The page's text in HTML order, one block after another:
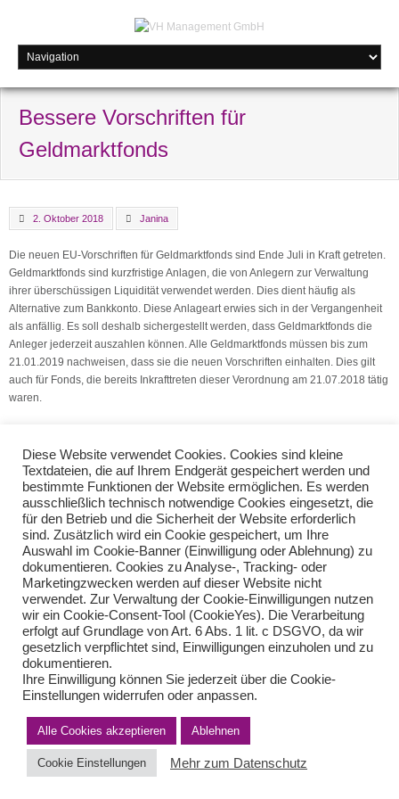
Bessere Vorschriften für
Geldmarktfonds
2. Oktober 2018 Janina
Die neuen EU-Vorschriften für Geldmarktfonds sind Ende Juli in Kraft getreten.
Geldmarktfonds sind kurzfristige Anlagen, die von Anlegern zur Verwaltung
ihrer überschüssigen Liquidität verwendet werden. Dies dient häufig als
Alternative zum Bankkonto. Diese Anlageart erwies sich in der Vergangenheit
als anfällig. Es soll deshalb sichergestellt werden, dass Geldmarktfonds die
Anleger jederzeit auszahlen können. Alle Geldmarktfonds müssen bis zum
21.01.2019 nachweisen, dass sie die neuen Vorschriften einhalten. Dies gilt
auch für Fonds, die bereits Inkrafttreten dieser Verordnung am 21.07.2018 tätig
waren.
Landwirtschaftliche Flächen als Unland
Rückwirkende Erwerbsminderungsrente
Teilen Sie diese Nachricht mit Ihren Freunden oder Kollegen
Kontakt
Diese Website verwendet Cookies. Cookies sind kleine
Textdateien, die auf Ihrem Endgerät gespeichert werden und
bestimmte Funktionen der Website ermöglichen. Es werden
ausschließlich technisch notwendige Cookies eingesetzt, die
für den Betrieb und die Sicherheit der Website erforderlich
sind. Zusätzlich wird ein Cookie gespeichert, um Ihre
Auswahl im Cookie-Banner (Einwilligung oder Ablehnung) zu
dokumentieren. Cookies zu Analyse-, Tracking- oder
Marketingzwecken werden auf dieser Website nicht
verwendet. Zur Verwaltung der Cookie-Einwilligungen nutzen
wir ein Cookie-Consent-Tool (CookieYes). Die Verarbeitung
erfolgt auf Grundlage von Art. 6 Abs. 1 lit. c DSGVO, da wir
gesetzlich verpflichtet sind, Einwilligungen einzuholen und zu
dokumentieren.
Ihre Einwilligung können Sie jederzeit über die Cookie-
Einstellungen widerrufen oder anpassen.
Alle Cookies akzeptieren Ablehnen
Cookie Einstellungen Mehr zum Datenschutz